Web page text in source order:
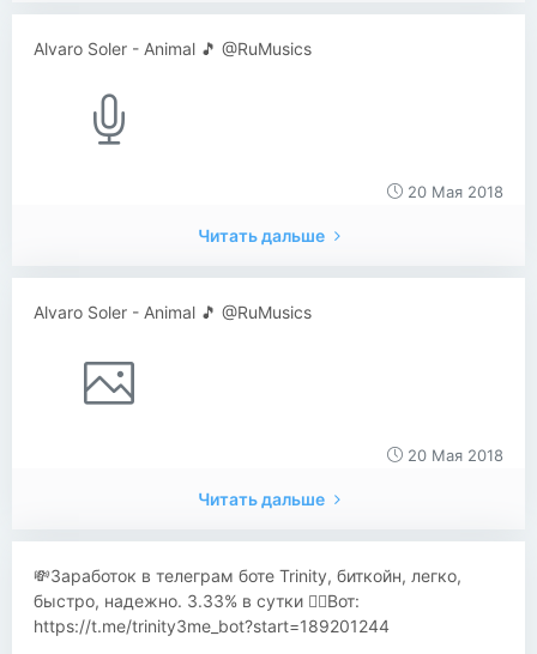
Alvaro Soler - Animal 🎵 @RuMusics
20 Мая 2018
Читать дальше
Alvaro Soler - Animal 🎵 @RuMusics
20 Мая 2018
Читать дальше
💸Заработок в телеграм боте Trinity, биткойн, легко,
быстро, надежно. 3.33% в сутки 👍🏼Вот:
https://t.me/trinity3me_bot?start=189201244